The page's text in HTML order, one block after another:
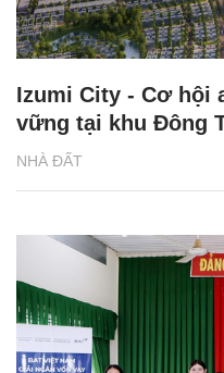
NHÀ ĐẤT
Izumi City - Cơ hội
vững tại khu Đông